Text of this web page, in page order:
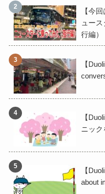
【今
ュー
行編）
【
【
ニック
【
about